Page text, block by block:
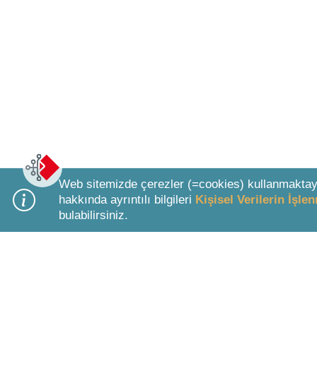
Bottom Search Toolbar Highlight Text
Web sitemizde çerezler (=cookies)
hakkında ayrıntılı bilgileri Kişisel Verilerin
bulabilirsiniz.